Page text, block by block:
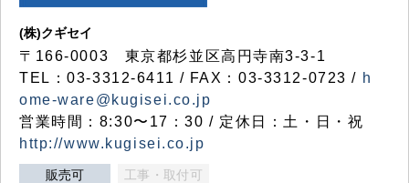
(株)クギセイ
〒166-0003 東京都杉並区高円寺南3-3-1
TEL：03-3312-6411 / FAX：03-3312-0723 / h
ome-ware@kugisei.co.jp
営業時間：8:30〜17：30 / 定休日：土・日・祝
http://www.kugisei.co.jp
販売可 工事・取付可